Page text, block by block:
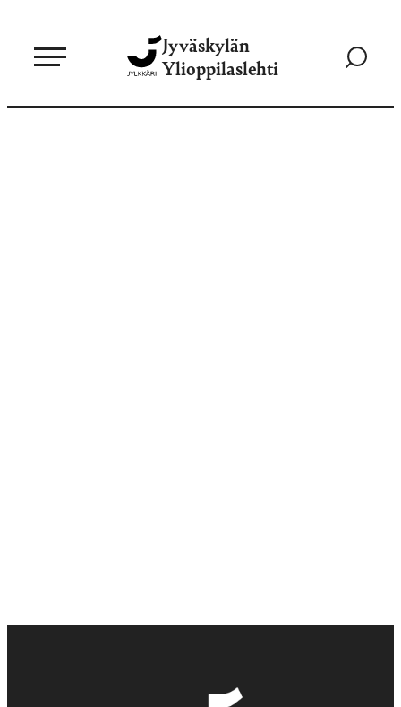
sisältöön
Jyväskylän
Ylioppilaslehti
Siirry